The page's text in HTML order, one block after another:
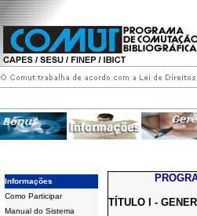
Informações
Como Participar
Manual do Sistema
TÍTULO I -